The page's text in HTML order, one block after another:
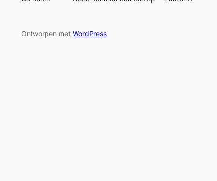
Ontworpen met WordPress